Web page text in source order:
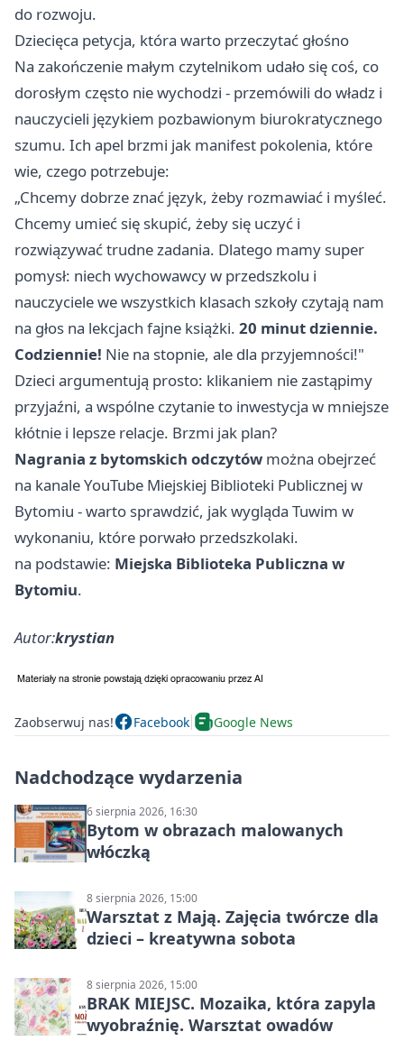
do rozwoju.
Dziecięca petycja, która warto przeczytać głośno
Na zakończenie małym czytelnikom udało się coś, co
dorosłym często nie wychodzi - przemówili do władz i
nauczycieli językiem pozbawionym biurokratycznego
szumu. Ich apel brzmi jak manifest pokolenia, które
wie, czego potrzebuje:
„Chcemy dobrze znać język, żeby rozmawiać i myśleć.
Chcemy umieć się skupić, żeby się uczyć i
rozwiązywać trudne zadania. Dlatego mamy super
pomysł: niech wychowawcy w przedszkolu i
nauczyciele we wszystkich klasach szkoły czytają nam
na głos na lekcjach fajne książki. 20 minut dziennie.
Codziennie! Nie na stopnie, ale dla przyjemności!"
Dzieci argumentują prosto: klikaniem nie zastąpimy
przyjaźni, a wspólne czytanie to inwestycja w mniejsze
kłótnie i lepsze relacje. Brzmi jak plan?
Nagrania z bytomskich odczytów można obejrzeć
na kanale YouTube Miejskiej Biblioteki Publicznej w
Bytomiu - warto sprawdzić, jak wygląda Tuwim w
wykonaniu, które porwało przedszkolaki.
na podstawie: Miejska Biblioteka Publiczna w
Bytomiu.
Autor:krystian
Zaobserwuj nas! Facebook Google News
Nadchodzące wydarzenia
6 sierpnia 2026, 16:30
Bytom w obrazach malowanych
włóczką
8 sierpnia 2026, 15:00
Warsztat z Mają. Zajęcia twórcze dla
dzieci – kreatywna sobota
8 sierpnia 2026, 15:00
BRAK MIEJSC. Mozaika, która zapyla
wyobraźnię. Warsztat owadów